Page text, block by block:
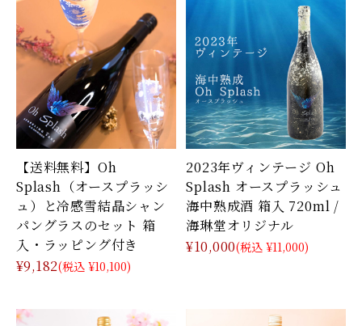
【送料無料】Oh
Splash（オースプラッシ
ュ）と冷感雪結晶シャン
パングラスのセット 箱
入・ラッピング付き
¥9,182(税込 ¥10,100)
2023年ヴィンテージ Oh
Splash オースプラッシュ
海中熟成酒 箱入 720ml /
海琳堂オリジナル
¥10,000(税込 ¥11,000)